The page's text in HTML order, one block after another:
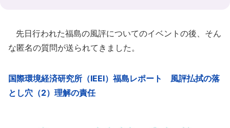
先日行われた福島の風評についてのイベントの後、そん
な匿名の質問が送られてきました。
国際環境経済研究所（IEEI）福島レポート 風評払拭の落
とし穴（2）理解の責任